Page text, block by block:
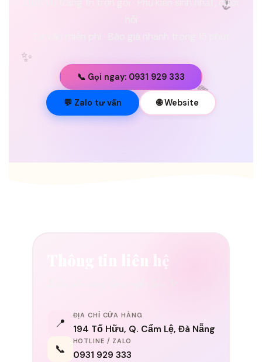
✨
🌷
💐
📞 Gọi ngay: 0931 929 333
💬 Zalo tư vấn 🌐 Website
Thông tin liên hệ
📍
ĐỊA CHỈ CỬA HÀNG
194 Tố Hữu, Q. Cẩm Lệ, Đà Nẵng
📞
HOTLINE / ZALO
0931 929 333